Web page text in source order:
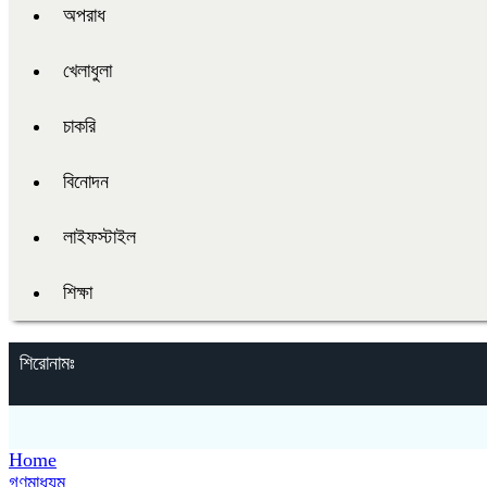
অপরাধ
খেলাধুলা
চাকরি
বিনোদন
লাইফস্টাইল
শিক্ষা
শিরোনামঃ
Home
গণমাধ্যম